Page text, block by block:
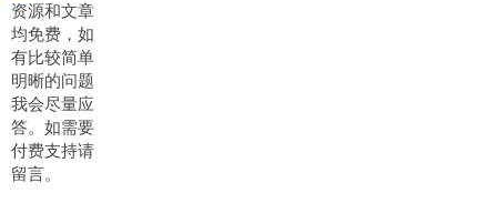
资源和文章
均免费，如
有比较简单
明晰的问题
我会尽量应
答。如需要
付费支持请
留言。